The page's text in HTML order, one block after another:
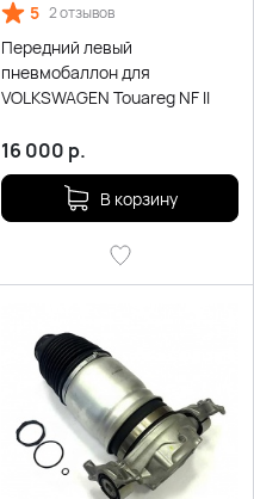
5 2 отзывов
Передний левый
пневмобаллон для
VOLKSWAGEN Touareg NF II
16 000 р.
В корзину